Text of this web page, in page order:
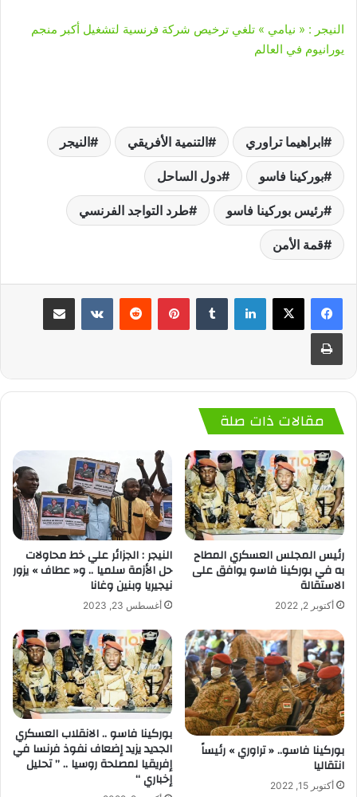
النيجر : « نيامي » تلغي ترخيص شركة فرنسية لتشغيل أكبر منجم
يورانيوم في العالم
ابراهيما تراوري التنمية الأفريقي النيجر
بوركينا فاسو دول الساحل
رئيس بوركينا فاسو طرد التواجد الفرنسي
قمة الأمن
لينكدإن بينتيريست
مقالات ذات صلة
رئيس المجلس العسكري المطاح
به في بوركينا فاسو يوافق على
الاستقالة
أكتوبر 2, 2022
النيجر : الجزائر علي خط محاولات
حل الأزمة سلميا .. و« عطاف » يزور
نيجيريا وبنين وغانا
أغسطس 23, 2023
بوركينا فاسو.. « تراوري » رئيساً
انتقاليا
أكتوبر 15, 2022
بوركينا فاسو .. الانقلاب العسكري
الجديد يزيد إضعاف نفوذ فرنسا في
إفريقيا لمصلحة روسيا .. ” تحليل
إخباري “